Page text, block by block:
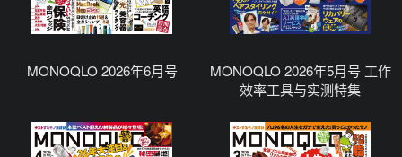
MONOQLO 2026年6月号
MONOQLO 2026年5月号 工作
效率工具与实测特集